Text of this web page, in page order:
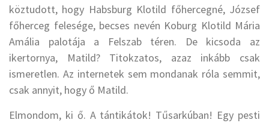
köztudott, hogy Habsburg Klotild főhercegné, József
főherceg felesége, becses nevén Koburg Klotild Mária
Amália palotája a Felszab téren. De kicsoda az
ikertornya, Matild? Titokzatos, azaz inkább csak
ismeretlen. Az internetek sem mondanak róla semmit,
csak annyit, hogy ő Matild.
Elmondom, ki ő. A tántikátok! Tűsarkúban! Egy pesti